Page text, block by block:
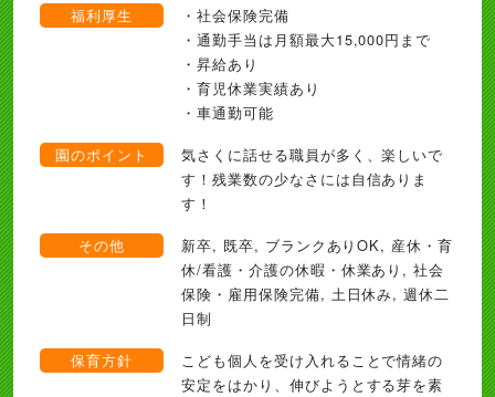
福利厚生
・社会保険完備
・通勤手当は月額最大15,000円まで
・昇給あり
・育児休業実績あり
・車通勤可能
園のポイント
気さくに話せる職員が多く、楽しいで
す！残業数の少なさには自信ありま
す！
その他
新卒, 既卒, ブランクありOK, 産休・育
休/看護・介護の休暇・休業あり, 社会
保険・雇用保険完備, 土日休み, 週休二
日制
保育方針
こども個人を受け入れることで情緒の
安定をはかり、伸びようとする芽を素